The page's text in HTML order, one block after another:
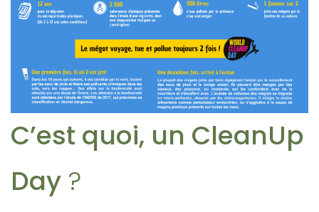
C’est quoi, un CleanUp
Day ?